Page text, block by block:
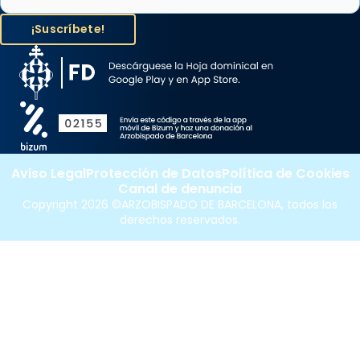
Copyright 2026 ©ARZOBISPADO DE BARCELONA, todos los
derechos reservados.
Aviso LegalProtección de DatosPolítica de Cookies
Canal de denuncia